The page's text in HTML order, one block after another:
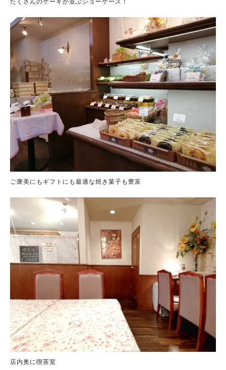
たくさんのケーキが並ぶショーケース！
ご褒美にもギフトにも最適な焼き菓子も豊富
店内奥に喫茶室